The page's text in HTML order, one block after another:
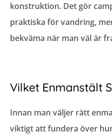
konstruktion. Det gör
praktiska för vandring,
bekväma när man väl är
Vilket Enmanstält
Innan man väljer rätt
viktigt att fundera över